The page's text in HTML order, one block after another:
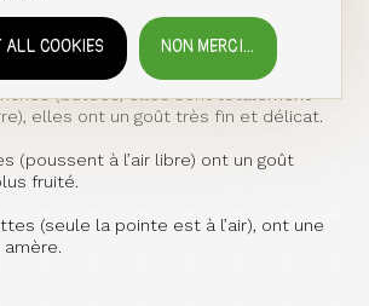
bien sûr et des pointes bien serrées.
on trouve des asperges
(butées, elles sont totalement
elles ont un goût très fin et délicat.
(poussent à l’air libre) ont un goût
fruité.
(seule la pointe est à l’air), ont une
amère.
NON MERCI...
ALL COOKIES
WITHDRAW CONSENT